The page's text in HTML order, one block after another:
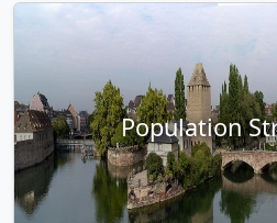
Population